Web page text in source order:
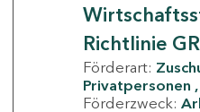
Richtlinie
Förderart:
Privatpersonen
Förderzweck: